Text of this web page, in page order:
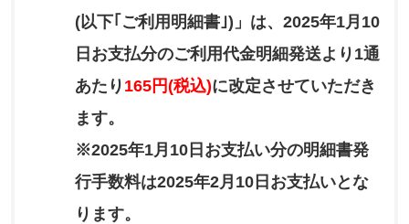
(以下｢ご利用明細書｣)」は、2025年1月10
日お支払分のご利用代金明細発送より1通
あたり165円(税込)に改定させていただき
ます。
※2025年1月10日お支払い分の明細書発
行手数料は2025年2月10日お支払いとな
ります。